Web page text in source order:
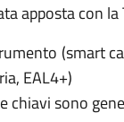
apposta con
(smart
EAL4+)
chiavi sono